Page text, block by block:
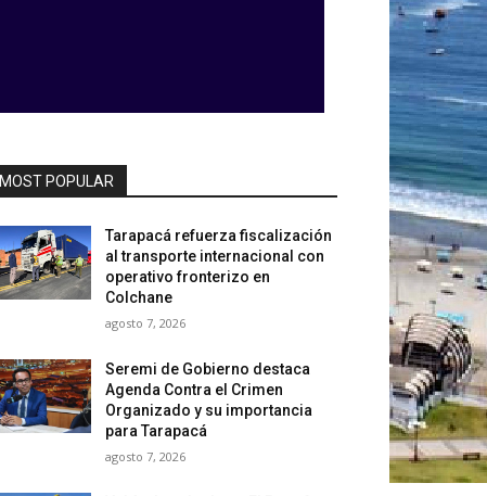
MOST POPULAR
Tarapacá refuerza fiscalización
al transporte internacional con
operativo fronterizo en
Colchane
agosto 7, 2026
Seremi de Gobierno destaca
Agenda Contra el Crimen
Organizado y su importancia
para Tarapacá
agosto 7, 2026